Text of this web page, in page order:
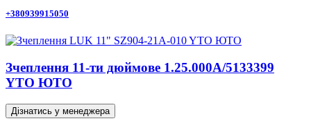
+380939915050
Зчеплення 11-ти дюймове 1.25.000A/5133399
YTO ЮТО
Дізнатись у менеджера